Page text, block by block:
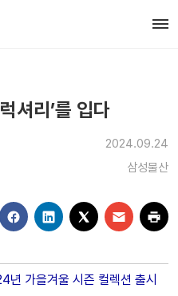
셔리’를 입다
2024.09.24
삼성물산
년 가을겨울 시즌 컬렉션 출시